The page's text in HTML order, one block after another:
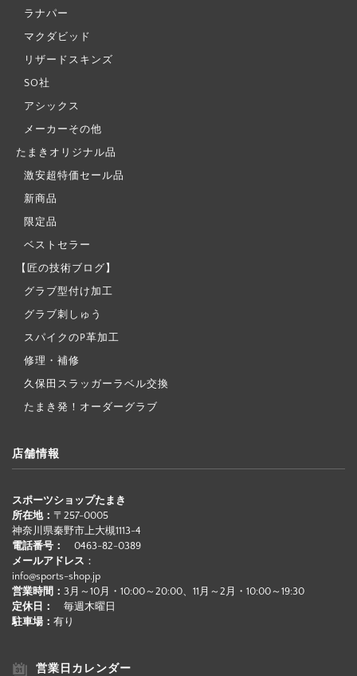
ラナパー
マクダビッド
リザードスキンズ
SO社
アシックス
メーカーその他
たまきオリジナル品
激安超特価セール品
新商品
限定品
ベストセラー
【匠の技術ブログ】
グラブ型付け加工
グラブ刺しゅう
スパイクのP革加工
修理・補修
久保田スラッガーラベル交換
たまき発！オーダーグラブ
店舗情報
スポーツショップたまき
所在地： 〒257-0005
神奈川県秦野市上大槻1113-4
電話番号：
0463-82-0389
メールアドレス ：
info@sports-shop.jp
営業時間： 3月～10月・10:00～20:00、11月～2月・10:00～19:30
定休日：
毎週木曜日
駐車場： 有り
営業日カレンダー